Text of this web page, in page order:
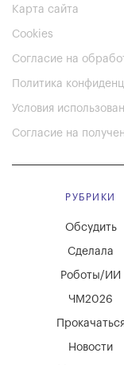
Карта сайта
Cookies
Согласие на
Политика
Условия
Согласие на
РУБРИКИ
Новости
Обсудить
Сделала
Роботы/ИИ
ЧМ2026